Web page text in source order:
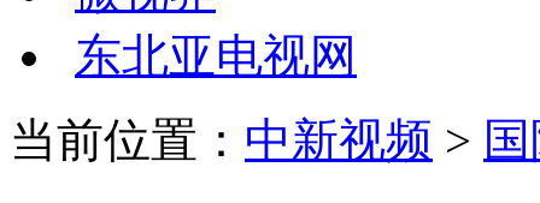
东北亚电视网
当前位置： 中新视频 >